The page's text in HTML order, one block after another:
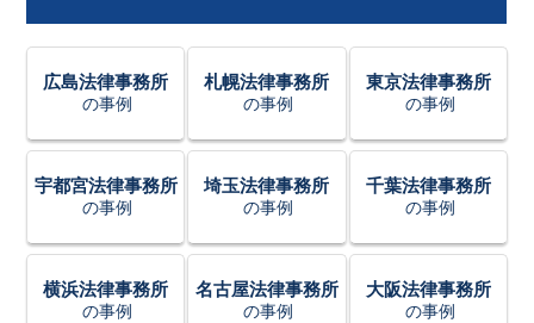
広島法律事務所
の事例
札幌法律事務所
の事例
東京法律事務所
の事例
宇都宮法律事務所
の事例
埼玉法律事務所
の事例
千葉法律事務所
の事例
横浜法律事務所
の事例
名古屋法律事務所
の事例
大阪法律事務所
の事例